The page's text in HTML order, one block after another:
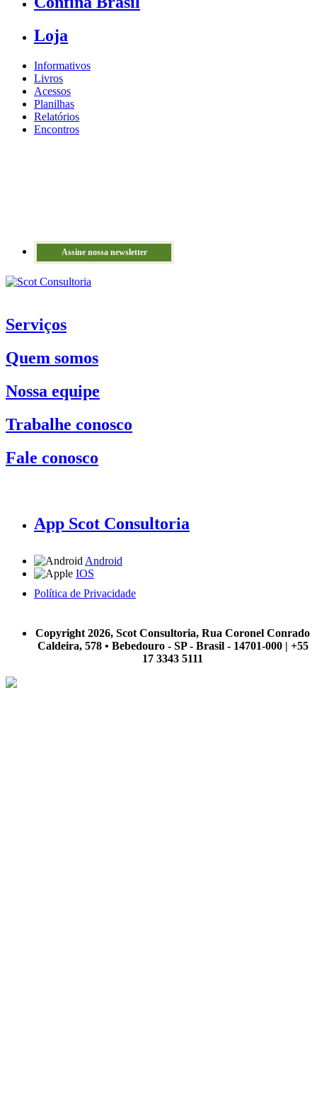
Loja
Informativos
Livros
Acessos
Planilhas
Relatórios
Encontros
Assine nossa newsletter
Serviços
Quem somos
Nossa equipe
Trabalhe conosco
Fale conosco
App Scot Consultoria
Android
IOS
Política de Privacidade
Copyright 2026, Scot Consultoria, Rua Coronel Conrado
Caldeira, 578 • Bebedouro - SP - Brasil - 14701-000 | +55
17 3343 5111